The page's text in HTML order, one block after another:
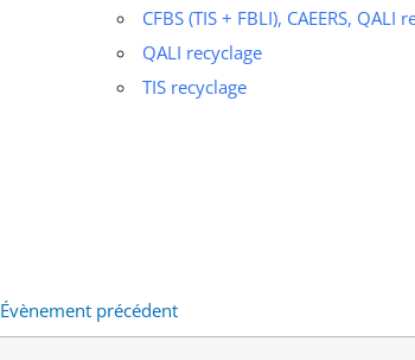
CFBS (TIS + FBLI), CAEERS, QALI
QALI recyclage
TIS recyclage
Évènement précédent